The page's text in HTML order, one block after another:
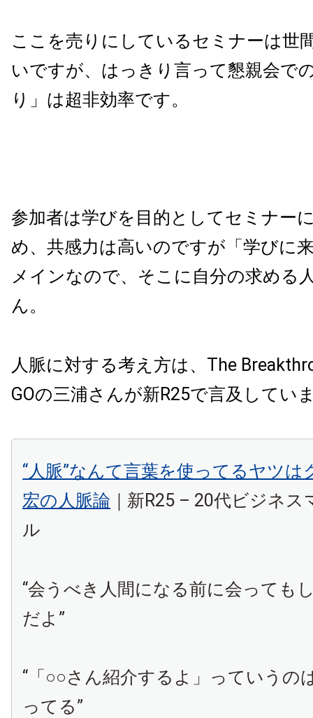
ここを売りにしているセミナーは世
いですが、はっきり言って懇親会で
り」は超非効率です。
参加者は学びを目的としてセミナー
め、共感力は高いのですが「学びに
メインなので、そこに自分の求める
ん。
人脈に対する考え方は、The
GOの三浦さんが新R25で言及してい
“人脈”なんて言葉を使ってるヤツは
宏の人脈論 ｜新R25 – 20代ビジネ
ル
“会うべき人間になる前に会っても
だよ”
“「○○さん紹介するよ」っていうの
ってる”